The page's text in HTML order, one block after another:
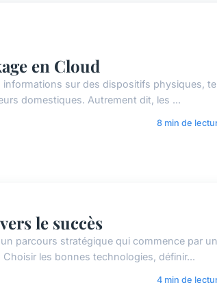
en Cloud
sur des dispositifs physiques,
domestiques. Autrement dit, les ...
8 min de
le succès
parcours stratégique qui commence par
les bonnes technologies, définir...
4 min de